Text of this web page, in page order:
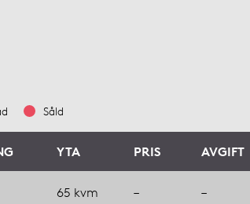
Såld
YTA PRIS AVGIFT
65 kvm – –